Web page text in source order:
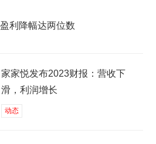
利降幅达两位数
家家悦发布2023财报：营收下
滑，利润增长
动态